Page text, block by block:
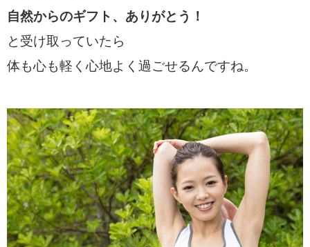
自然からのギフト、 ありがとう！
と受け取っていたら
体も心も軽く心地よく過ごせるんですね。